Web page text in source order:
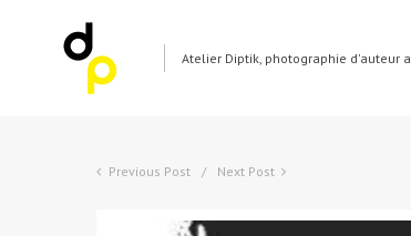
Atelier Diptik, photographie d'auteur
Previous Post Next Post